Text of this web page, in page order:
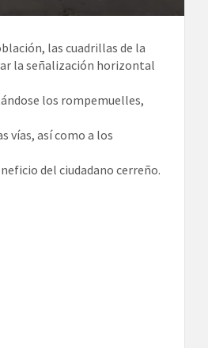
las cuadrillas de la
la señalización horizontal
los rompemuelles,
vías, así como a los
del ciudadano cerreño.